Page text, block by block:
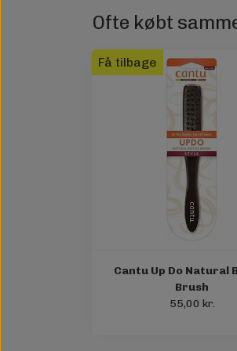
Ofte købt
Få tilbage
Cantu Up Do Natural
Brush
55,00 kr.